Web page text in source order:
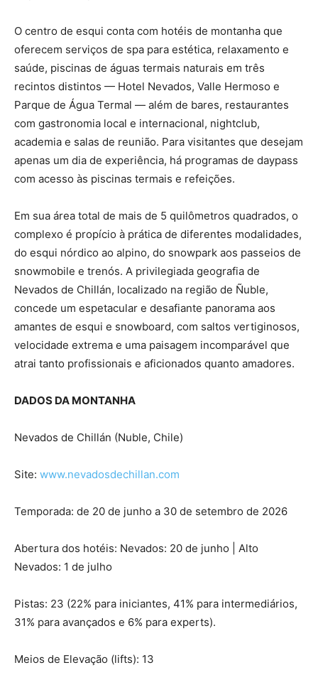
O centro de esqui conta com hotéis de montanha que
oferecem serviços de spa para estética, relaxamento e
saúde, piscinas de águas termais naturais em três
recintos distintos — Hotel Nevados, Valle Hermoso e
Parque de Água Termal — além de bares, restaurantes
com gastronomia local e internacional, nightclub,
academia e salas de reunião. Para visitantes que desejam
apenas um dia de experiência, há programas de daypass
com acesso às piscinas termais e refeições.
Em sua área total de mais de 5 quilômetros quadrados, o
complexo é propício à prática de diferentes modalidades,
do esqui nórdico ao alpino, do snowpark aos passeios de
snowmobile e trenós. A privilegiada geografia de
Nevados de Chillán, localizado na região de Ñuble,
concede um espetacular e desafiante panorama aos
amantes de esqui e snowboard, com saltos vertiginosos,
velocidade extrema e uma paisagem incomparável que
atrai tanto profissionais e aficionados quanto amadores.
DADOS DA MONTANHA
Nevados de Chillán (Nuble, Chile)
Site: www.nevadosdechillan.com
Temporada: de 20 de junho a 30 de setembro de 2026
Abertura dos hotéis: Nevados: 20 de junho | Alto
Nevados: 1 de julho
Pistas: 23 (22% para iniciantes, 41% para intermediários,
31% para avançados e 6% para experts).
Meios de Elevação (lifts): 13